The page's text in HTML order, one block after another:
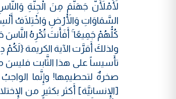
لَأَمْلَأَنَّ جَهَنَّمَ مِنَ الْجِنَّةِ
السَّمَاوَاتِ وَالْأَرْضِ وَاخْتِلَافُ
كُلُّهُمْ جَمِيعًا ۚ أَفَأَنتَ تُكْرِهُ النَّاسَ
ولذلكَ أَقرَّت الآية الكريمة {لَكُمْ
تأَسيساً على هذا الثَّابت فليسَ
صخرةٌ لتحطيمِها! وإِنَّما
[الإِنسانيَّة] أَكثر بكثيرٍ من